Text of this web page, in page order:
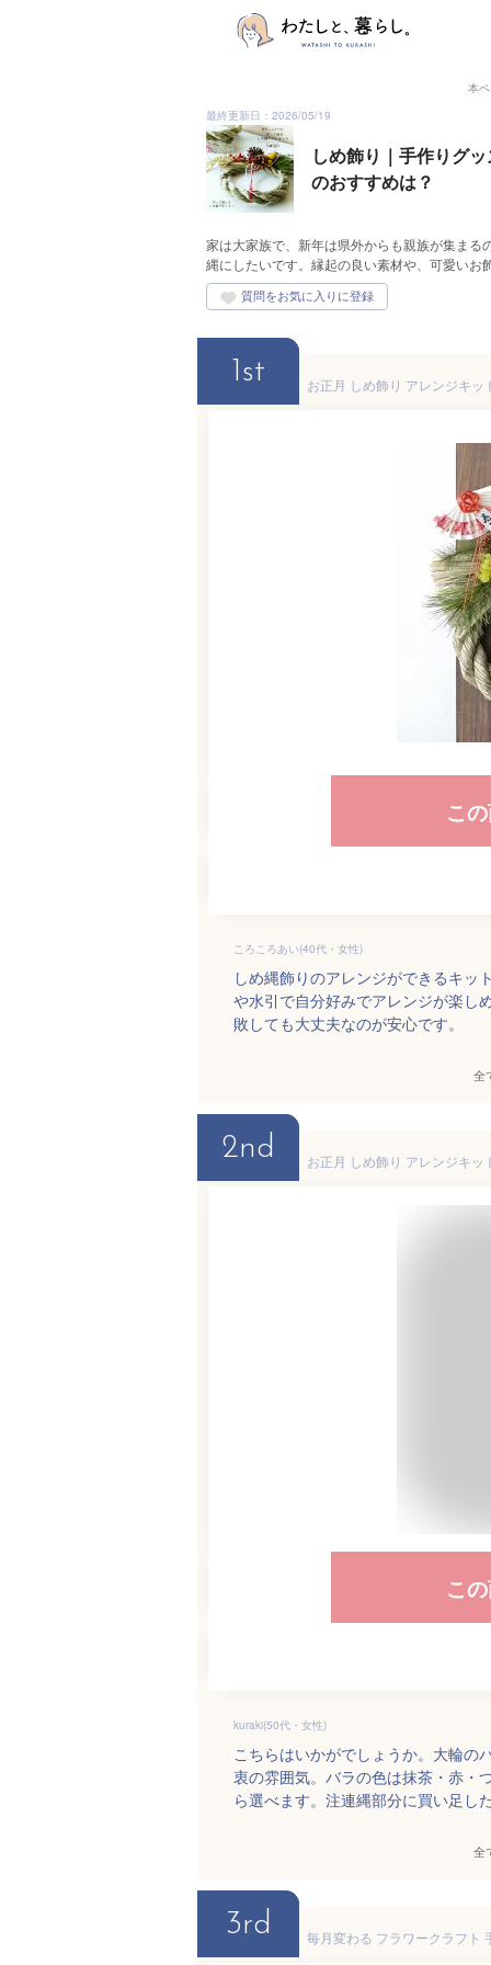
本
最終更新日：2026/05/19
しめ飾り｜手作りグ
のおすすめは？
家は大家族で、新年は県外からも親族が集ま
縄にしたいです。縁起の良い素材や、可愛い
1st
こ
ころころあい(40代・女性)
しめ縄飾りのアレンジができるキッ
や水引で自分好みでアレンジが楽し
敗しても大丈夫なのが安心です。
全
2nd
こ
kuraki(50代・女性)
こちらはいかがでしょうか。大輪の
衷の雰囲気。バラの色は抹茶・赤・
ら選べます。注連縄部分に買い足し
全
3rd